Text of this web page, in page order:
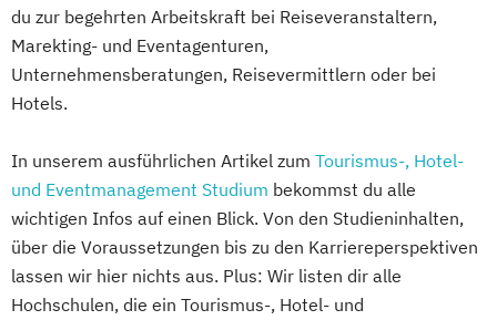
du zur begehrten Arbeitskraft bei Reiseveranstaltern,
Marekting- und Eventagenturen,
Unternehmensberatungen, Reisevermittlern oder bei
Hotels.
In unserem ausführlichen Artikel zum Tourismus-, Hotel-
und Eventmanagement Studium bekommst du alle
wichtigen Infos auf einen Blick. Von den Studieninhalten,
über die Voraussetzungen bis zu den Karriereperspektiven
lassen wir hier nichts aus. Plus: Wir listen dir alle
Hochschulen, die ein Tourismus-, Hotel- und